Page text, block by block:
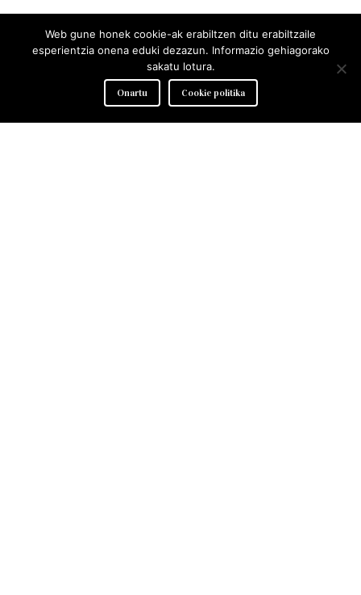
Web gune honek cookie-ak erabiltzen ditu erabiltzaile
esperientzia onena eduki dezazun. Informazio gehiagorako
sakatu lotura.
Onartu Cookie politika